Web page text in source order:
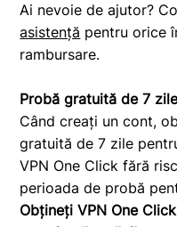
Ai nevoie de ajutor?
asistență pentru orice
rambursare.
Probă gratuită de 7
Când creați un cont,
gratuită de 7 zile
VPN One Click fără
perioada de probă
Obțineți VPN One